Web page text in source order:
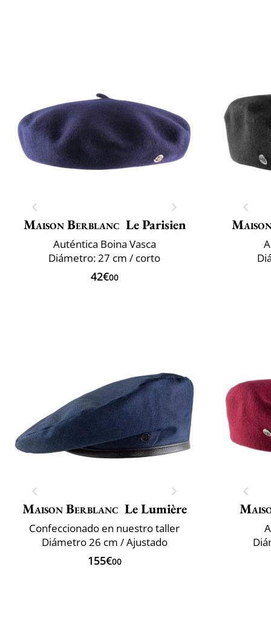
Maison Berblanc Le Parisien
Auténtica Boina Vasca
Diámetro: 27 cm / corto
42€00
Maison Berblanc Le Lumière
Confeccionado en nuestro taller
Diámetro 26 cm / Ajustado
155€00